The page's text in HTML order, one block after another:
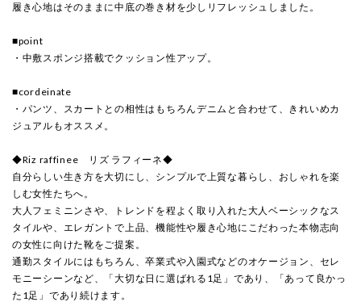
履き心地はそのままに中底の巻き材を少しリフレッシュしました。
■point
・中敷スポンジ搭載でクッション性アップ。
■cordeinate
・パンツ、スカートとの相性はもちろんデニムと合わせて、きれいめカ
ジュアルもオススメ。
◆Riz raffinee リズ ラフィーネ◆
自分らしい生き方を大切にし、シンプルで上質な暮らし、おしゃれを楽
しむ女性たちへ。
大人フェミニンさや、トレンドを程よく取り入れた大人ベーシックなス
タイルや、エレガントで上品、機能性や履き心地にこだわった本物志向
の女性に向けた靴をご提案。
通勤スタイルにはもちろん、卒業式や入園式などのオケージョン、セレ
モニーシーンなど、「大切な日に選ばれる1足」であり、「あって良かっ
た1足」であり続けます。